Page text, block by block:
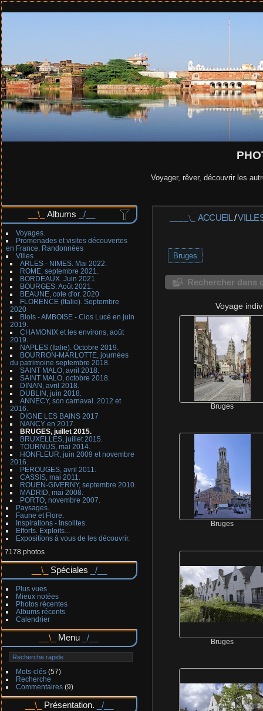
Voyager, rêver, découvrir les
Albums
Voyages.
Promenades et visites découvertes
en France. Randonnées
Villes
ARLES - NIMES. Mai 2022.
ROME, septembre 2021.
BORDEAUX. Juin 2021.
BOURGES. Août 2021.
BEAUNE, cote d'or. 2020
FLORENCE (Italie). Septembre
2020
Blois - AMBOISE - Clos Lucé en juin
2019.
CHAMONIX et les environs, août
2019.
NAPLES (Italie). Octobre 2019.
BOURRON-MARLOTTE, journées
du patrimoine septembre 2018.
SAINT MALO, avril 2018.
SAINT MALO, octobre 2018.
DINAN, avril 2018.
DUBLIN, juin 2018.
ANNECY, son carnaval. 2012 et
2016.
DIGNE LES BAINS 2017
NANCY en 2017.
BRUGES, juillet 2015.
BRUXELLES, juillet 2015.
TOURNUS, mai 2014.
HONFLEUR, juin 2009 et novembre
2016.
PEROUGES, avril 2011.
CASSIS, mai 2011.
ROUEN-GIVERNY, septembre 2010.
MADRID, mai 2008.
PORTO, novembre 2007.
Paysages.
Faune et Flore.
Inspirations - Insolites.
Efforts. Exploits...
Expositions à vous de les découvrir.
7178 photos
Spéciales
Plus vues
Mieux notées
Photos récentes
Albums récents
Calendrier
Menu
Mots-clés(57)
Recherche
Commentaires(9)
Présentation.
ACCUEIL/
Bruges
Rechercher dans
Voyage
Bruges
Bruges
Bruges